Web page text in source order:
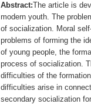
Abstract:The article is
modern youth. The
of socialization. Moral
problems of forming the
of young people, the
process of socialization.
difficulties of the
difficulties arise in
secondary socialization